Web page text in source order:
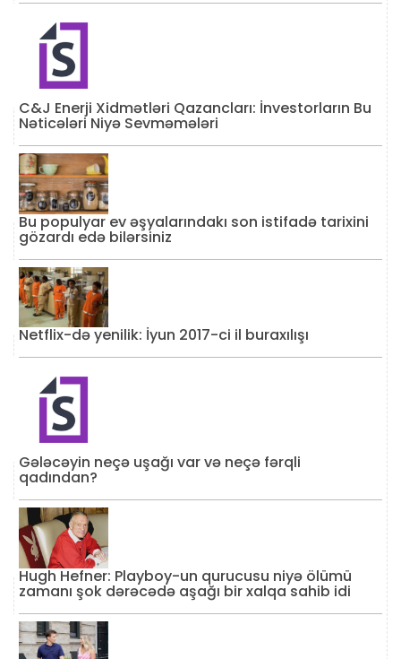
C&J Enerji Xidmətləri Qazancları: İnvestorların Bu
Nəticələri Niyə Sevməmələri
Bu populyar ev əşyalarındakı son istifadə tarixini
gözardı edə bilərsiniz
Netflix-də yenilik: İyun 2017-ci il buraxılışı
Gələcəyin neçə uşağı var və neçə fərqli
qadından?
Hugh Hefner: Playboy-un qurucusu niyə ölümü
zamanı şok dərəcədə aşağı bir xalqa sahib idi